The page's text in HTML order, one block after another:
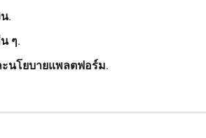
.
ๆ.
นโยบายแพลตฟอร์ม.